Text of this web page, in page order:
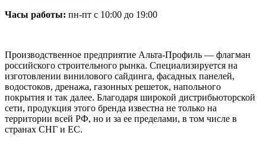
Часы работы: пн-пт с 10:00 до 19:00
Производственное предприятие Альта-Профиль — флагман
российского строительного рынка. Специализируется на
изготовлении винилового сайдинга, фасадных панелей,
водостоков, дренажа, газонных решеток, напольного
покрытия и так далее. Благодаря широкой дистрибьюторской
сети, продукция этого бренда известна не только на
территории всей РФ, но и за ее пределами, в том числе в
странах СНГ и ЕС.